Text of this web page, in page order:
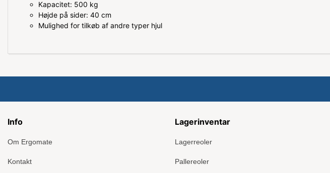
Kapacitet: 500 kg
Højde på sider: 40 cm
Mulighed for tilkøb af andre typer hjul
Info
Om Ergomate
Kontakt
Lagerinventar
Lagerreoler
Pallereoler